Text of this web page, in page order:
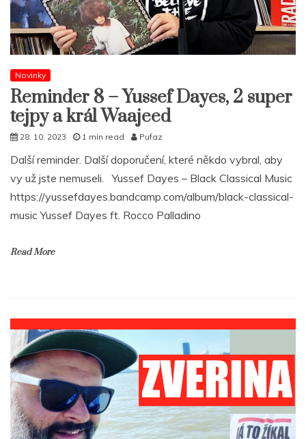
Novinky
Reminder 8 – Yussef Dayes, 2 super
tejpy a král Waajeed
28. 10. 2023 1 min read Pufaz
Další reminder. Další doporučení, které někdo vybral, aby
vy už jste nemuseli. Yussef Dayes – Black Classical Music
https://yussefdayes.bandcamp.com/album/black-classical-
music Yussef Dayes ft. Rocco Palladino
Read More